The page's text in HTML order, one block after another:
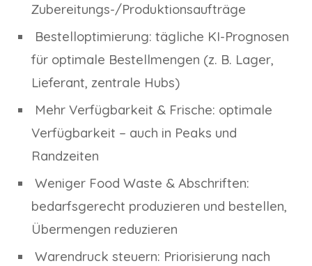
Zubereitungs-/Produktionsaufträge
Bestelloptimierung: tägliche KI-Prognosen
für optimale Bestellmengen (z. B. Lager,
Lieferant, zentrale Hubs)
Mehr Verfügbarkeit & Frische: optimale
Verfügbarkeit – auch in Peaks und
Randzeiten
Weniger Food Waste & Abschriften:
bedarfsgerecht produzieren und bestellen,
Übermengen reduzieren
Warendruck steuern: Priorisierung nach